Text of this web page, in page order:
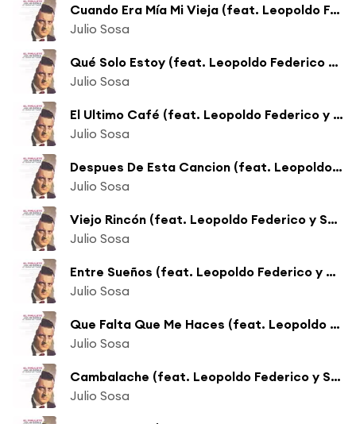
Cuando Era Mía Mi Vieja (feat. Leopoldo Federico y Su Orquesta)
Julio Sosa
Qué Solo Estoy (feat. Leopoldo Federico y Su Orquesta)
Julio Sosa
El Ultimo Café (feat. Leopoldo Federico y Su Orquesta)
Julio Sosa
Despues De Esta Cancion (feat. Leopoldo Federico y Su Orquesta)
Julio Sosa
Viejo Rincón (feat. Leopoldo Federico y Su Orquesta)
Julio Sosa
Entre Sueños (feat. Leopoldo Federico y Su Orquesta)
Julio Sosa
Que Falta Que Me Haces (feat. Leopoldo Federico y Su Orquesta)
Julio Sosa
Cambalache (feat. Leopoldo Federico y Su Orquesta)
Julio Sosa